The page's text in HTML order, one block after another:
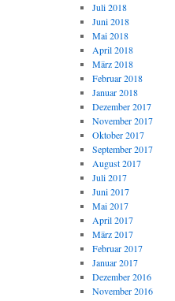
Juli 2018
Juni 2018
Mai 2018
April 2018
März 2018
Februar 2018
Januar 2018
Dezember 2017
November 2017
Oktober 2017
September 2017
August 2017
Juli 2017
Juni 2017
Mai 2017
April 2017
März 2017
Februar 2017
Januar 2017
Dezember 2016
November 2016